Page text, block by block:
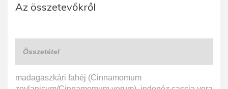
Az összetevőkről
Összetétel
madagaszkári fahéj (Cinnamomum